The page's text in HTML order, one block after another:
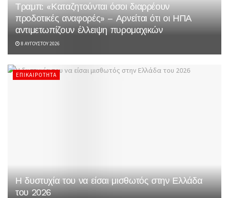
Τραμπ: «Καταζητούνται όσοι διαρρέουν
προδοτικές αναφορές» – Αρνείται ότι οι ΗΠΑ
αντιμετωπίζουν έλλειψη πυρομαχικών
8 ΑΥΓΟΎΣΤΟΥ 2026
ΕΠΙΚΑΙΡΌΤΗΤΑ
Η δυστυχία του να είσαι μισθωτός στην Ελλάδα
του 2026